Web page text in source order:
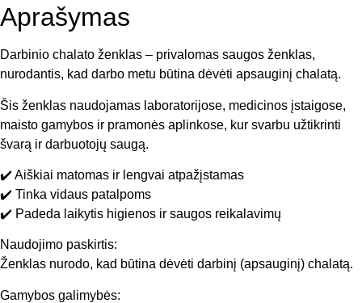
Aprašymas
Darbinio chalato ženklas – privalomas saugos ženklas,
nurodantis, kad darbo metu būtina dėvėti apsauginį chalatą.
Šis ženklas naudojamas laboratorijose, medicinos įstaigose,
maisto gamybos ir pramonės aplinkose, kur svarbu užtikrinti
švarą ir darbuotojų saugą.
✔️ Aiškiai matomas ir lengvai atpažįstamas
✔️ Tinka vidaus patalpoms
✔️ Padeda laikytis higienos ir saugos reikalavimų
Naudojimo paskirtis:
Ženklas nurodo, kad būtina dėvėti darbinį (apsauginį) chalatą.
Gamybos galimybės: